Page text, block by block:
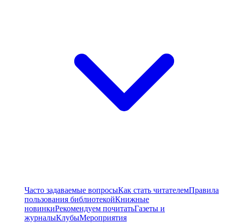
Часто задаваемые вопросыКак стать читателемПравила
пользования библиотекойКнижные
новинкиРекомендуем почитатьГазеты и
журналыКлубыМероприятия